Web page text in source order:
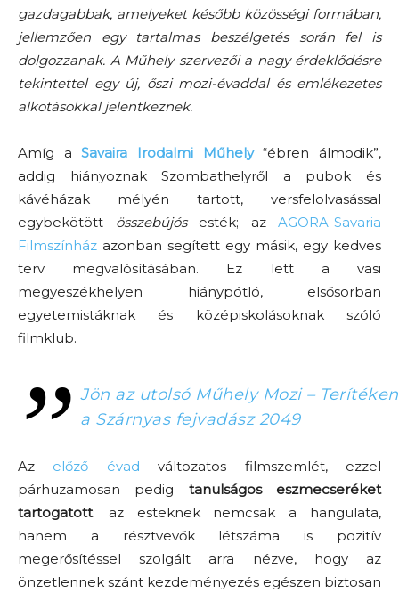
gazdagabbak, amelyeket később közösségi formában,
jellemzően egy tartalmas beszélgetés során fel is
dolgozzanak. A Műhely szervezői a nagy érdeklődésre
tekintettel egy új, őszi mozi-évaddal és emlékezetes
alkotásokkal jelentkeznek.
Amíg aSavaira Irodalmi Műhely“ébren álmodik”,
addig hiányoznak Szombathelyről a pubok és
kávéházak mélyén tartott, versfelolvasással
egybekötött összebújósesték; az AGORA-Savaria
Filmszínház azonban segített egy másik, egy kedves
terv megvalósításában. Ez lett a vasi
megyeszékhelyen hiánypótló, elsősorban
egyetemistáknak és középiskolásoknak szóló
filmklub.
Jön az utolsó Műhely Mozi – Terítéken
a Szárnyas fejvadász 2049
Az előző évad változatos filmszemlét, ezzel
párhuzamosan pedig tanulságos eszmecseréket
tartogatott: az esteknek nemcsak a hangulata,
hanem a résztvevők létszáma is pozitív
megerősítéssel szolgált arra nézve, hogy az
önzetlennek szánt kezdeményezés egészen biztosan